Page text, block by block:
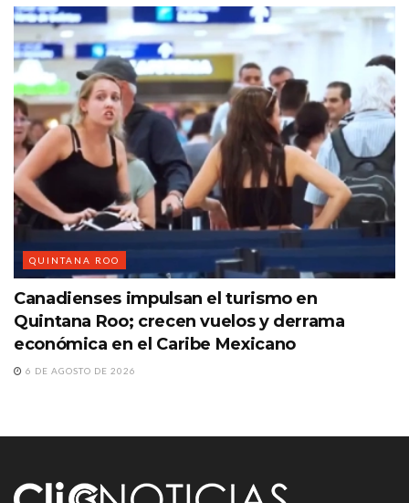
QUINTANA ROO
Canadienses impulsan el turismo en
Quintana Roo; crecen vuelos y derrama
económica en el Caribe Mexicano
6 DE AGOSTO DE 2026